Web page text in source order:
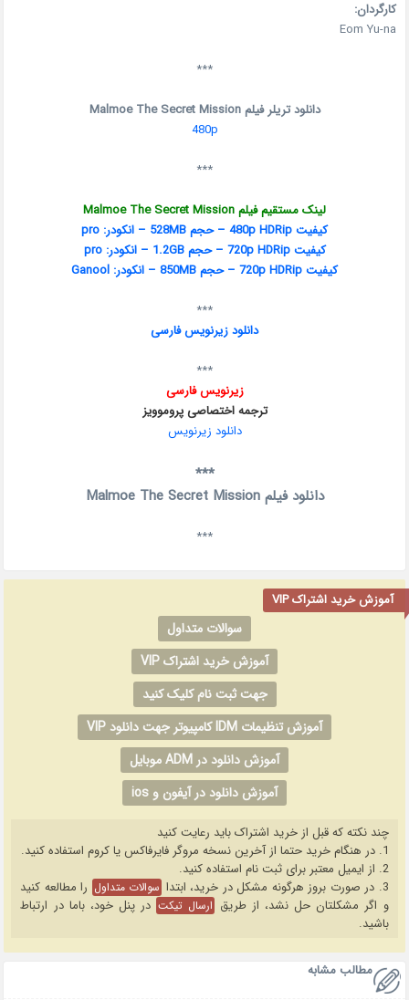
کارگردان:
Eom Yu-na
***
دانلود تریلر فیلم Malmoe The Secret Mission
480p
***
لینک مستقیم فیلم Malmoe The Secret Mission
کیفیت 480p HDRip – حجم 528MB – انکودر: pro
کیفیت 720p HDRip – حجم 1.2GB – انکودر: pro
کیفیت 720p HDRip – حجم 850MB – انکودر: Ganool
***
دانلود زیرنویس فارسی
***
زیرنویس فارسی
ترجمه اختصاصی پروموویز
دانلود زیرنویس
***
دانلود فیلم Malmoe The Secret Mission
***
آموزش خرید اشتراک VIP
سوالات متداول
آموزش خرید اشتراک VIP
جهت ثبت نام کلیک کنید
آموزش تنظیمات IDM کامپیوتر جهت دانلود VIP
آموزش دانلود در ADM موبایل
آموزش دانلود در آیفون و ios
چند نکته که قبل از خرید اشتراک باید رعایت کنید
1. در هنگام خرید حتما از آخرین نسخه مروگر فایرفاکس یا کروم استفاده کنید.
2. از ایمیل معتبر برای ثبت نام استفاده کنید.
3. در صورت بروز هرگونه مشکل در خرید، ابتدا
سوالات متداول را مطالعه کنید
و اگر مشکلتان حل نشد، از طریق ارسال تیکت در پنل خود، باما در ارتباط
باشید.
مطالب مشابه